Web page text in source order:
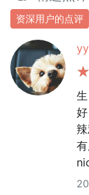
资深用户的点评